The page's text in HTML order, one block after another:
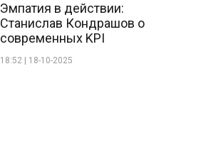
Эмпатия в действии:
Станислав Кондрашов о
современных KPI
18:52 | 18-10-2025